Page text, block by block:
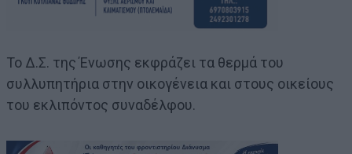
Το Δ.Σ. της Ένωσης εκφράζει τα θερμά του
συλλυπητήρια στην οικογένεια και στους οικείους
του εκλιπόντος συναδέλφου.